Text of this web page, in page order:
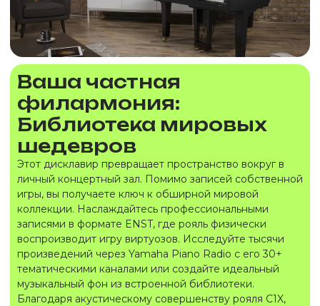
Ваша частная
филармония:
Библиотека мировых
шедевров
Этот дисклавир превращает пространство вокруг в
личный концертный зал. Помимо записей собственной
игры, вы получаете ключ к обширной мировой
коллекции. Наслаждайтесь профессиональными
записями в формате ENST, где рояль физически
воспроизводит игру виртуозов. Исследуйте тысячи
произведений через Yamaha Piano Radio с его 30+
тематическими каналами или создайте идеальный
музыкальный фон из встроенной библиотеки.
Благодаря акустическому совершенству рояля C1X,